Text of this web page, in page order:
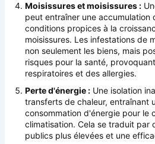
Moisissures et moisissures :
peut entraîner une accumulation
conditions propices à la
moisissures. Les infestations de
non seulement les biens, mais
risques pour la santé,
respiratoires et des allergies.
Perte d'énergie :Une isolation
transferts de chaleur, entraînant
consommation d'énergie pour le
climatisation. Cela se traduit par
publics plus élevées et une